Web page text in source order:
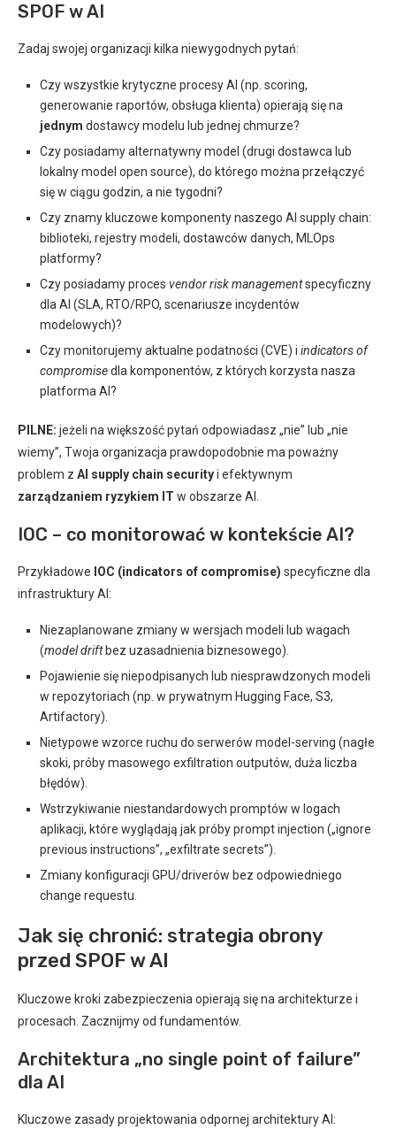
SPOF w AI
Zadaj swojej organizacji kilka niewygodnych pytań:
Czy wszystkie krytyczne procesy AI (np. scoring,
generowanie raportów, obsługa klienta) opierają się na
jednym dostawcy modelu lub jednej chmurze?
Czy posiadamy alternatywny model (drugi dostawca lub
lokalny model open source), do którego można przełączyć
się w ciągu godzin, a nie tygodni?
Czy znamy kluczowe komponenty naszego AI supply chain:
biblioteki, rejestry modeli, dostawców danych, MLOps
platformy?
Czy posiadamy proces vendor risk managementspecyficzny
dla AI (SLA, RTO/RPO, scenariusze incydentów
modelowych)?
Czy monitorujemy aktualne podatności (CVE) i indicators of
compromisedla komponentów, z których korzysta nasza
platforma AI?
PILNE: jeżeli na większość pytań odpowiadasz „nie” lub „nie
wiemy”, Twoja organizacja prawdopodobnie ma poważny
problem z AI supply chain securityi efektywnym
zarządzaniem ryzykiem IT w obszarze AI.
IOC – co monitorować w kontekście AI?
Przykładowe IOC (indicators of compromise) specyficzne dla
infrastruktury AI:
Niezaplanowane zmiany w wersjach modeli lub wagach
(model driftbez uzasadnienia biznesowego).
Pojawienie się niepodpisanych lub niesprawdzonych modeli
w repozytoriach (np. w prywatnym Hugging Face, S3,
Artifactory).
Nietypowe wzorce ruchu do serwerów model-serving (nagłe
skoki, próby masowego exfiltration outputów, duża liczba
błędów).
Wstrzykiwanie niestandardowych promptów w logach
aplikacji, które wyglądają jak próby prompt injection („ignore
previous instructions”, „exfiltrate secrets”).
Zmiany konfiguracji GPU/driverów bez odpowiedniego
change requestu.
Jak się chronić: strategia obrony
przed SPOF w AI
Kluczowe kroki zabezpieczenia opierają się na architekturze i
procesach. Zacznijmy od fundamentów.
Architektura „no single point of failure”
dla AI
Kluczowe zasady projektowania odpornej architektury AI: